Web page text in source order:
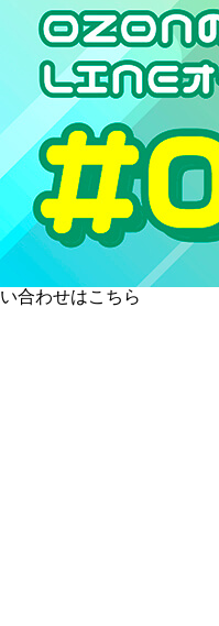
い合わせはこちら